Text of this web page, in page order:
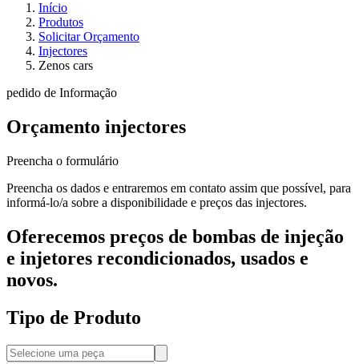
Início
Produtos
Solicitar Orçamento
Injectores
Zenos cars
pedido de Informação
Orçamento injectores
Preencha o formulário
Preencha os dados e entraremos em contato assim que possível, para
informá-lo/a sobre a disponibilidade e preços das injectores.
Oferecemos preços de bombas de injeção
e injetores recondicionados, usados e
novos.
Tipo de Produto